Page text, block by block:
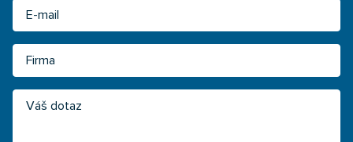
Email
Firma
Váš dotaz